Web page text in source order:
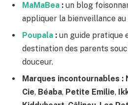
MaMaBea : un blog
appliquer la bienveillance au
Poupala : un guide pratique
destination des parents
douceur.
Marques incontournables :
Cie, Béaba, Petite Emilie,